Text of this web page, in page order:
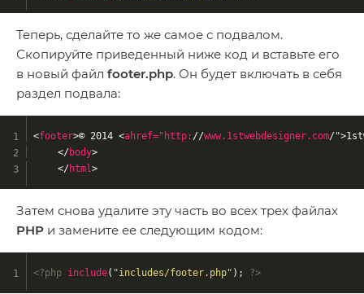
Теперь, сделайте то же самое с подвалом.
Скопируйте приведенный ниже код и вставьте его
в новый файл footer.php. Он будет включать в себя
раздел подвала:
<footer>© 2014 <ahref="http: //www.1stwebdesigner.com/">
</body>
</html>
Затем снова удалите эту часть во всех трех файлах
PHP и замените ее следующим кодом:
<?php include( "includes/footer.php" ); ?>